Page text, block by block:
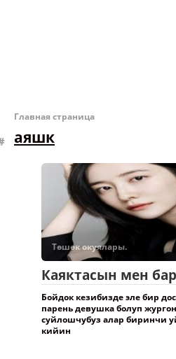
Главная страница
аяшк
Төшөк окуялары.
Каяктасын мен
Бойдок кезибизде эле бир
парень девушка болуп
суйлошчубуз алар биринчи
кийин